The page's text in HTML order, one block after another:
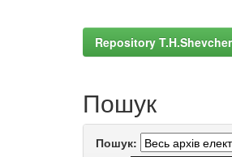
Repository
Пошук
Пошук: